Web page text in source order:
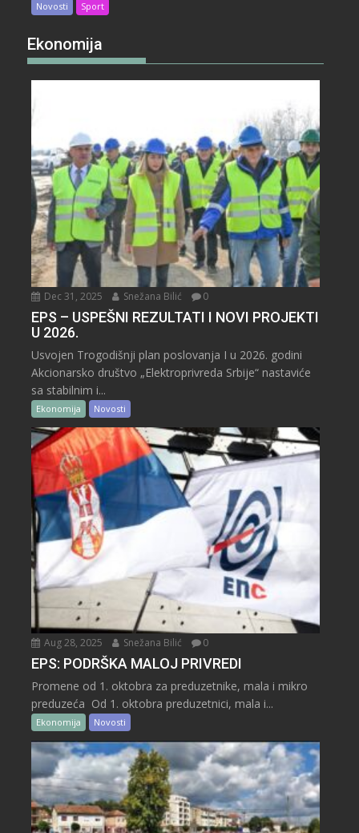
Novosti Sport
Ekonomija
Dec 31, 2025 Snežana Bilić 0
EPS – USPEŠNI REZULTATI I NOVI PROJEKTI
U 2026.
Usvojen Trogodišnji plan poslovanja I u 2026. godini
Akcionarsko društvo „Elektroprivreda Srbije“ nastaviće
sa stabilnim i...
Ekonomija Novosti
Aug 28, 2025 Snežana Bilić 0
EPS: PODRŠKA MALOJ PRIVREDI
Promene od 1. oktobra za preduzetnike, mala i mikro
preduzeća Od 1. oktobra preduzetnici, mala i...
Ekonomija Novosti